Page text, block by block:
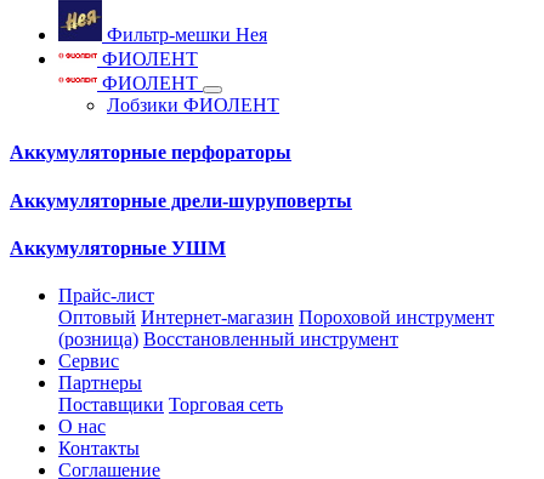
Фильтр-мешки Нея
ФИОЛЕНТ
ФИОЛЕНТ
Лобзики ФИОЛЕНТ
Аккумуляторные перфораторы
Аккумуляторные дрели-шуруповерты
Аккумуляторные УШМ
Прайс-лист
Оптовый Интернет-магазин Пороховой инструмент
(розница) Восстановленный инструмент
Сервис
Партнеры
Поставщики Торговая сеть
О нас
Контакты
Соглашение